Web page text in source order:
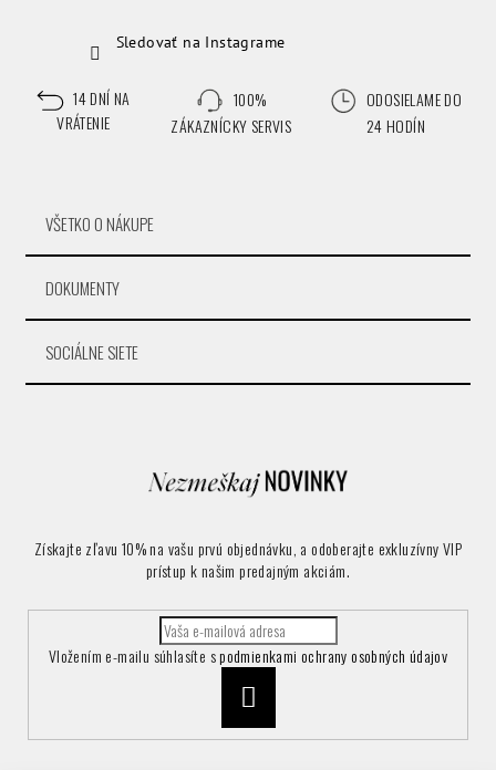
Sledovať na Instagrame
14 DNÍ NA
VRÁTENIE
100%
ZÁKAZNÍCKY SERVIS
ODOSIELAME DO
24 HODÍN
VŠETKO O NÁKUPE
DOKUMENTY
SOCIÁLNE SIETE
Získajte zľavu 10% na vašu prvú objednávku, a odoberajte exkluzívny VIP
prístup k našim predajným akciám.
Vložením e-mailu súhlasíte spodmienkami ochrany osobných údajov